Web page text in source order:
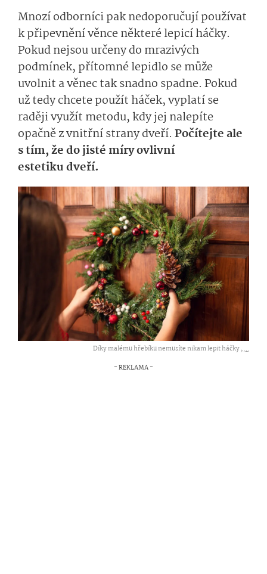
Mnozí odborníci pak nedoporučují používat
k připevnění věnce některé lepicí háčky.
Pokud nejsou určeny do mrazivých
podmínek, přítomné lepidlo se může
uvolnit a věnec tak snadno spadne. Pokud
už tedy chcete použít háček, vyplatí se
raději využít metodu, kdy jej nalepíte
opačně z vnitřní strany dveří. Počítejte ale
s tím, že do jisté míry ovlivní
estetiku dveří.
Díky malému hřebíku nemusíte nikam lepit háčky ,...